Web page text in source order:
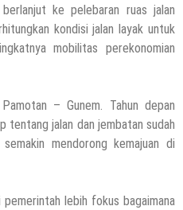
ke pelebaran ruas jalan
kondisi jalan layak untuk
mobilitas perekonomian
– Gunem. Tahun depan
tentang jalan dan jembatan sudah
mendorong kemajuan di
lebih fokus bagaimana